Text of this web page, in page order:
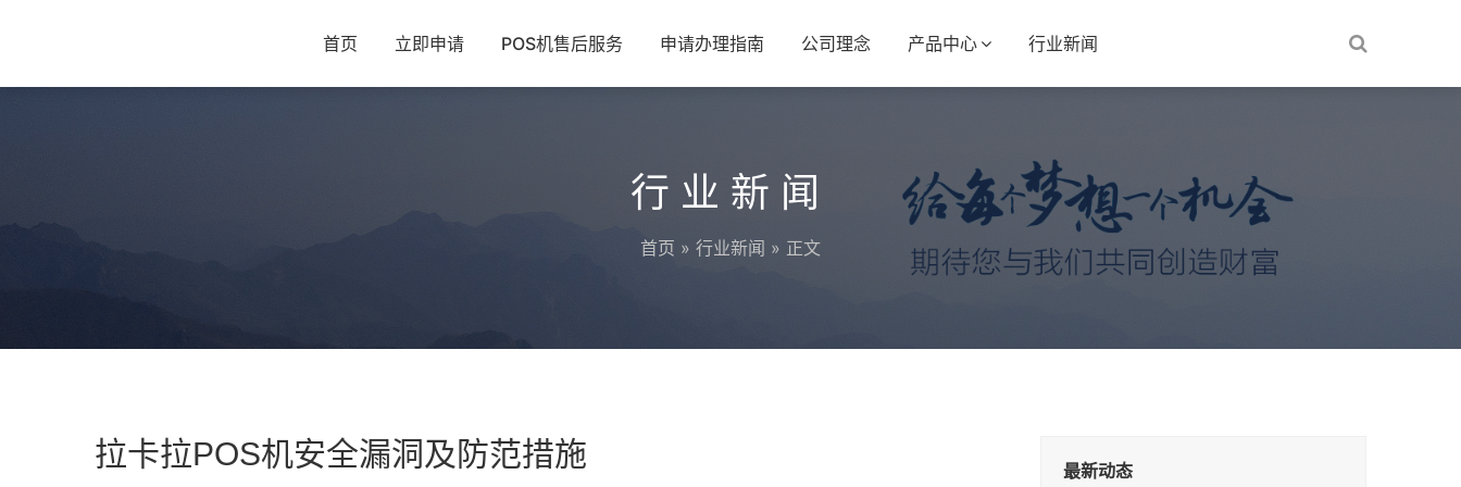
首页 立即申请 POS机售后服务 申请办理指南 公司理念 产品中心 行业新闻
行业新闻
首页 » 行业新闻 » 正文
拉卡拉POS机安全漏洞及防范措施 最新动态